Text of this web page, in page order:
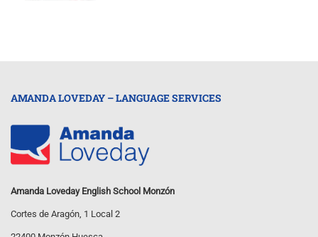
AMANDA LOVEDAY – LANGUAGE SERVICES
Amanda Loveday English School Monzón
Cortes de Aragón, 1 Local 2